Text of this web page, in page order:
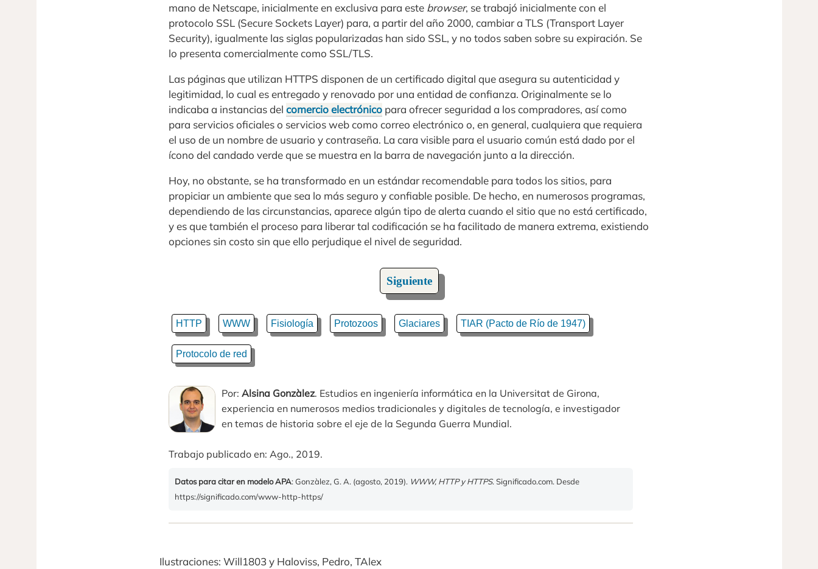
mano de Netscape, inicialmente en exclusiva para este browser, se trabajó inicialmente con el
protocolo SSL (Secure Sockets Layer) para, a partir del año 2000, cambiar a TLS (Transport Layer
Security), igualmente las siglas popularizadas han sido SSL, y no todos saben sobre su expiración. Se
lo presenta comercialmente como SSL/TLS.
Las páginas que utilizan HTTPS disponen de un certificado digital que asegura su autenticidad y
legitimidad, lo cual es entregado y renovado por una entidad de confianza. Originalmente se lo
indicaba a instancias del comercio electrónico para ofrecer seguridad a los compradores, así como
para servicios oficiales o servicios web como correo electrónico o, en general, cualquiera que requiera
el uso de un nombre de usuario y contraseña. La cara visible para el usuario común está dado por el
ícono del candado verde que se muestra en la barra de navegación junto a la dirección.
Hoy, no obstante, se ha transformado en un estándar recomendable para todos los sitios, para
propiciar un ambiente que sea lo más seguro y confiable posible. De hecho, en numerosos programas,
dependiendo de las circunstancias, aparece algún tipo de alerta cuando el sitio que no está certificado,
y es que también el proceso para liberar tal codificación se ha facilitado de manera extrema, existiendo
opciones sin costo sin que ello perjudique el nivel de seguridad.
Siguiente
HTTP WWW Fisiología Protozoos Glaciares TIAR (Pacto de Río de 1947)
Protocolo de red
Por: Alsina Gonzàlez. Estudios en ingeniería informática en la Universitat de Girona,
experiencia en numerosos medios tradicionales y digitales de tecnología, e investigador
en temas de historia sobre el eje de la Segunda Guerra Mundial.
Trabajo publicado en: Ago., 2019.
Datos para citar en modelo APA: Gonzàlez, G. A. (agosto, 2019). WWW, HTTP y HTTPS. Significado.com. Desde
https://significado.com/www-http-https/
Ilustraciones: Will1803 y Haloviss, Pedro, TAlex